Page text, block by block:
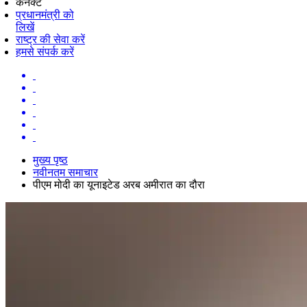
कनेक्ट
प्रधानमंत्री को
लिखें
राष्ट्र की सेवा करें
हमसे संपर्क करें
मुख्य पृष्ठ
नवीनतम समाचार
पीएम मोदी का यूनाइटेड अरब अमीरात का दौरा